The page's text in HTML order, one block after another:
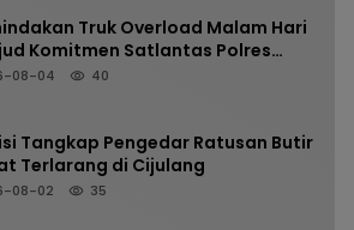
Truk Overload Malam Hari
Komitmen Satlantas Polres
Menjaga Keselamatan
08-04 40
Tangkap Pengedar Ratusan Butir
Terlarang di Cijulang
08-02 35